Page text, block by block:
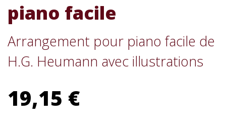
piano facile
Arrangement pour piano facile de
H.G. Heumann avec illustrations
19,15 €